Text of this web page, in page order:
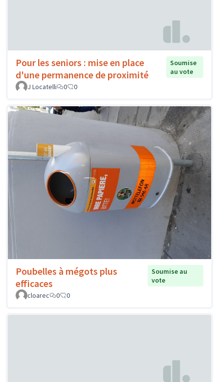
Pour les seniors : mise en place
d'une permanence de proximité
Soumise
au vote
J Locatelli
0 0
Poubelles à mégots plus
efficaces
Soumise au
vote
cloarec
0 0